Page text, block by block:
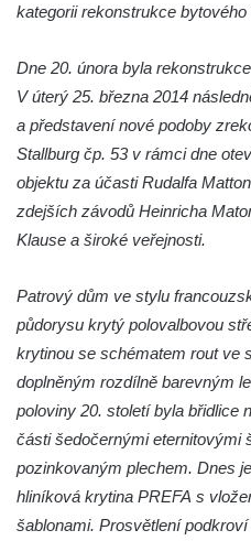
Tyršův dům v Tyršově ulici v
Dům čp. 27 na náměstí Míru
Dům U Zlatého hroznu na
Mělníku
Fibichova v Mělníku
Husův dům u evangelického
Kamenný stůl v Běhánkách
Sluneční hodiny u rozhledny
Mlýn u Karkulky na potoce
kategorii rekonstrukce bytového
Dne 20. února byla
V úterý 25. března 2014
a představení nové podoby
Stallburg čp. 53 v rámci dne
objektu za účasti Rudalfa
zdejších závodů Heinricha
Klause a široké veřejnosti.
Patrový dům ve stylu
půdorysu krytý polovalbovou
krytinou se schématem rout ve
doplněným rozdílně barevným
poloviny 20. století byla břidlice
části šedočernými eternitovými
pozinkovaným plechem. Dnes
hliníková krytina PREFA s
šablonami. Prosvětlení